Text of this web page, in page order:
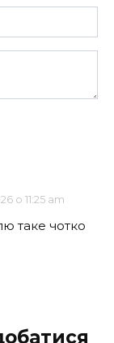
о 11:25 am
таке чотко